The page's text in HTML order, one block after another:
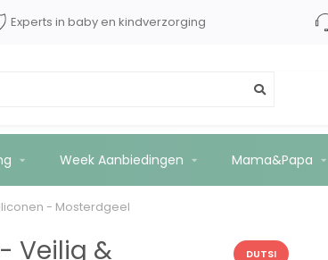
tot €2500 kopersbescherming
Week Aanbiedingen Mama&Papa
- Mosterdgeel
- Siliconen - Mosterdgeel
Veilig & DUTSI